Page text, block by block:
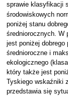
sprawie klasyfikacji
środowiskowych
poniżej stanu
średniorocznych. W
jest poniżej dobrego
średnioroczne i
ekologicznego
który także jest
Tyskiego wskaźniki
przedstawia się